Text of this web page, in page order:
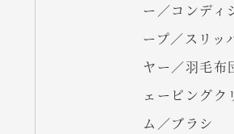
ー／コンディ
ープ／スリッ
ヤー／羽毛布
ェービングク
ム／ブラシ